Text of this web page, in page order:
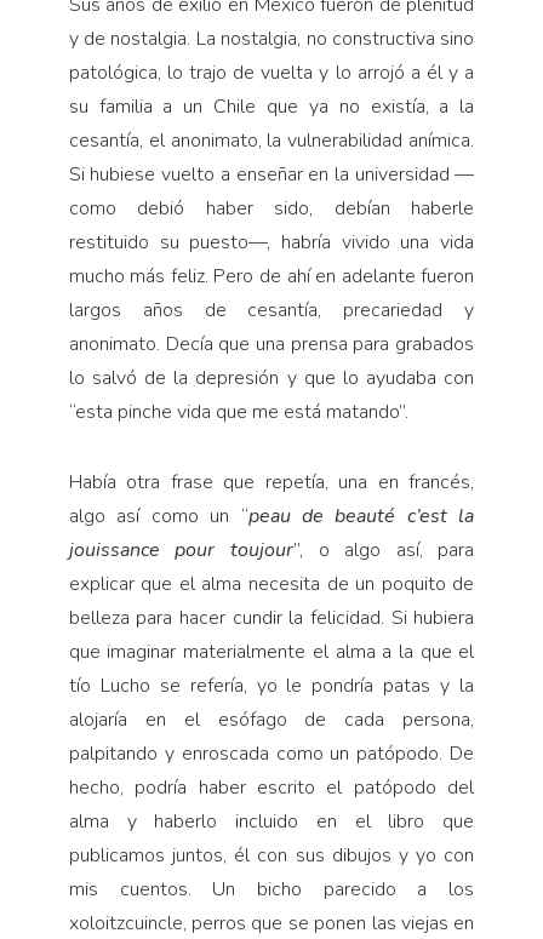
y de nostalgia. La nostalgia, no constructiva sino
patológica, lo trajo de vuelta y lo arrojó a él y a
su familia a un Chile que ya no existía, a la
cesantía, el anonimato, la vulnerabilidad anímica.
Si hubiese vuelto a enseñar en la universidad —
como debió haber sido, debían haberle
restituido su puesto—, habría vivido una vida
mucho más feliz. Pero de ahí en adelante fueron
largos años de cesantía, precariedad y
anonimato. Decía que una prensa para grabados
lo salvó de la depresión y que lo ayudaba con
“esta pinche vida que me está matando”.
Había otra frase que repetía, una en francés,
algo así como un “peau de beauté c’est la
jouissance pour toujour”, o algo así, para
explicar que el alma necesita de un poquito de
belleza para hacer cundir la felicidad. Si hubiera
que imaginar materialmente el alma a la que el
tío Lucho se refería, yo le pondría patas y la
alojaría en el esófago de cada persona,
palpitando y enroscada como un patópodo. De
hecho, podría haber escrito el patópodo del
alma y haberlo incluido en el libro que
publicamos juntos, él con sus dibujos y yo con
mis cuentos. Un bicho parecido a los
xoloitzcuincle, perros que se ponen las viejas en